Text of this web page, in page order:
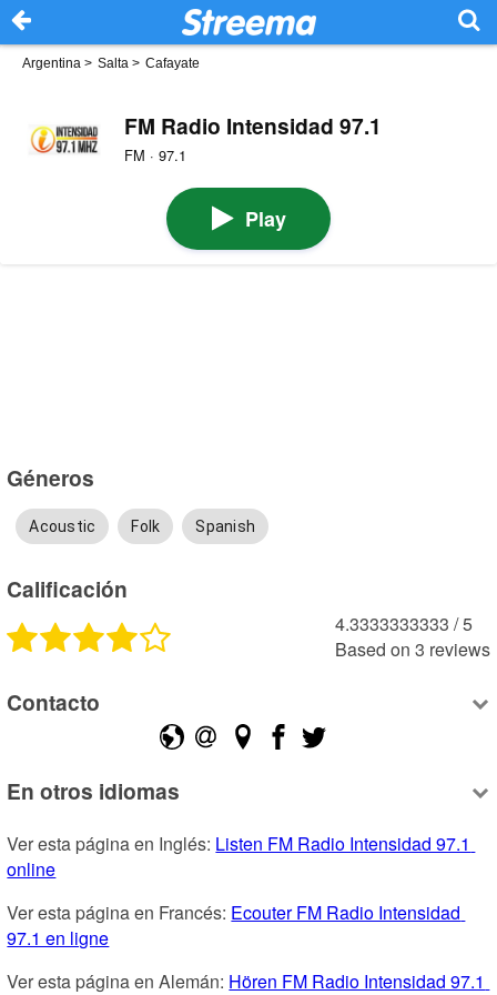
Argentina > Salta > Cafayate
FM Radio Intensidad 97.1
FM · 97.1
Play
Géneros
Acoustic Folk Spanish
Calificación
4.3333333333 /5
Based on 3 reviews
Contacto
En otros idiomas
Ver esta página en Inglés: Listen FM Radio Intensidad 97.1
online
Ver esta página en Francés: Ecouter FM Radio Intensidad
97.1 en ligne
Ver esta página en Alemán: Hören FM Radio Intensidad 97.1